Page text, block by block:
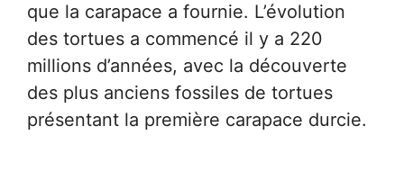
que la carapace a fournie. L’évolution
des tortues a commencé il y a 220
millions d’années, avec la découverte
des plus anciens fossiles de tortues
présentant la première carapace durcie.